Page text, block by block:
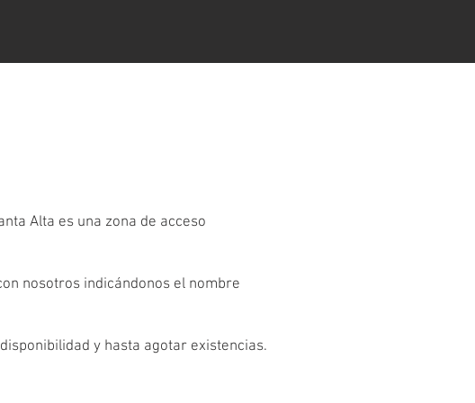
Alta es una zona de acceso
nosotros indicándonos el nombre
y hasta agotar existencias.